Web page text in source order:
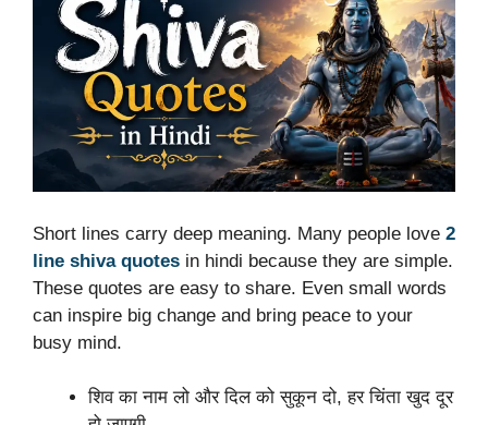
Short lines carry deep meaning. Many people love 2
line shiva quotes in hindi because they are simple.
These quotes are easy to share. Even small words
can inspire big change and bring peace to your
busy mind.
शिव का नाम लो और दिल को सुकून दो, हर चिंता खुद दूर